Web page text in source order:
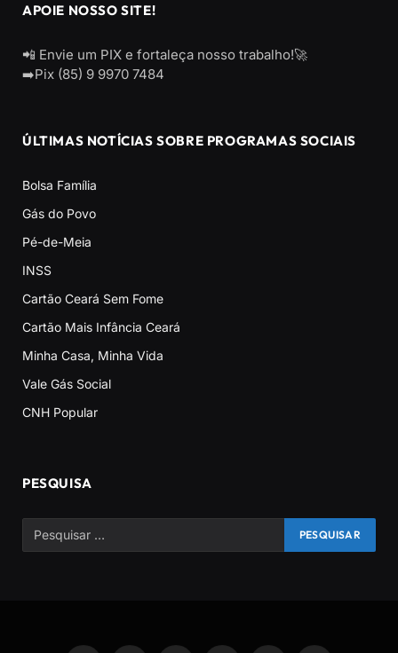
APOIE NOSSO SITE!
📲 Envie um PIX e fortaleça nosso trabalho!🚀
➡️Pix (85) 9 9970 7484
ÚLTIMAS NOTÍCIAS SOBRE PROGRAMAS SOCIAIS
Bolsa Família
Gás do Povo
Pé-de-Meia
INSS
Cartão Ceará Sem Fome
Cartão Mais Infância Ceará
Minha Casa, Minha Vida
Vale Gás Social
CNH Popular
PESQUISA